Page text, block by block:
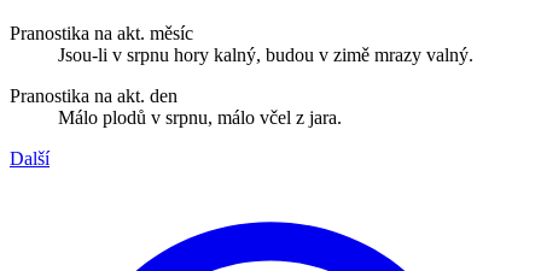
Pranostika na akt. měsíc
Jsou-li v srpnu hory kalný, budou v zimě mrazy valný.
Pranostika na akt. den
Málo plodů v srpnu, málo včel z jara.
Další